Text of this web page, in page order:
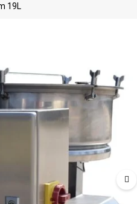
19L